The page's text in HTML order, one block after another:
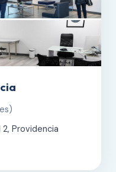
Providencia